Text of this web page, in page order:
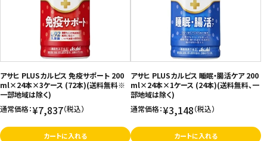
アサヒ PLUSカルピス 免疫サポート 200
ml×24本×3ケース (72本)(送料無料※
一部地域は除く)
通常価格：¥7,837（税込）
カートに入れる
アサヒ PLUSカルピス 睡眠・腸活ケア 200
ml×24本×1ケース (24本)(送料無料、一
部地域は除く)
通常価格：¥3,148（税込）
カートに入れる